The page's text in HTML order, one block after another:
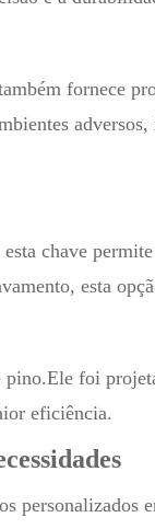
fornece
chave
esta
foi
eficiência.
personalizados